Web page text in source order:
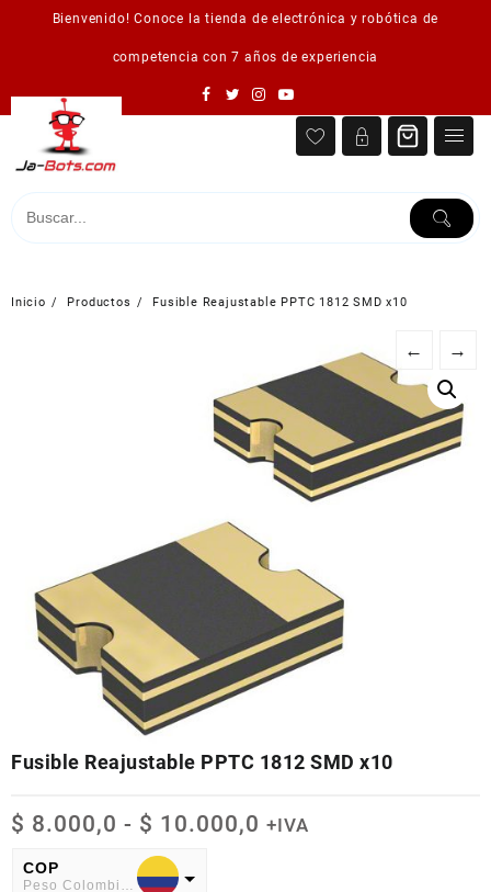
Bienvenido! Conoce la tienda de electrónica y robótica de
competencia con 7 años de experiencia
Inicio Productos Fusible Reajustable PPTC 1812 SMD x10
← →
Fusible Reajustable PPTC 1812 SMD x10
$ 8.000,0 - $ 10.000,0 Rango
+IVA
COP
Peso Colombiano